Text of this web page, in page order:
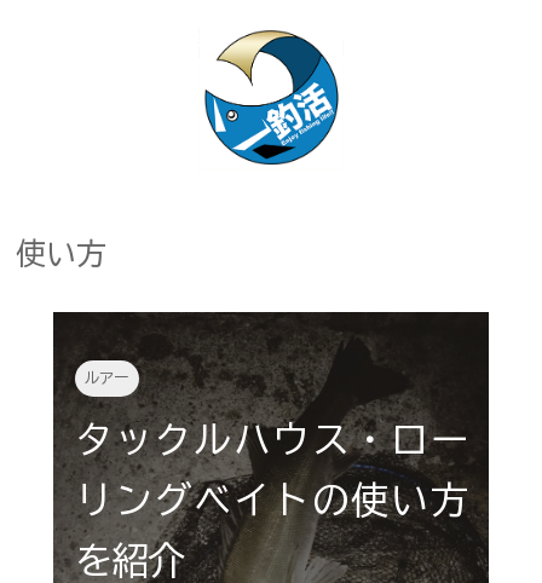
使い方
ルアー
タックルハウス・ロー
リングベイトの使い方
を紹介